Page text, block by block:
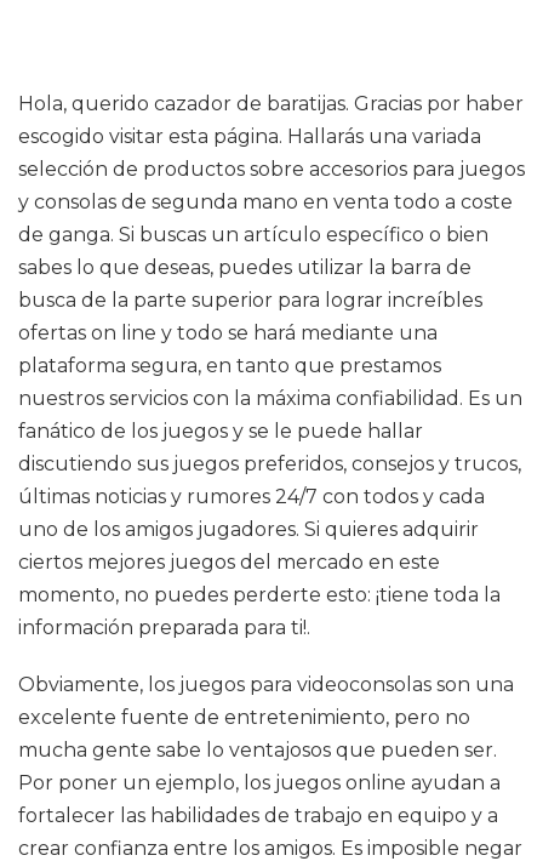
Hola, querido cazador de baratijas. Gracias por haber
escogido visitar esta página. Hallarás una variada
selección de productos sobre accesorios para juegos
y consolas de segunda mano en venta todo a coste
de ganga. Si buscas un artículo específico o bien
sabes lo que deseas, puedes utilizar la barra de
busca de la parte superior para lograr increíbles
ofertas on line y todo se hará mediante una
plataforma segura, en tanto que prestamos
nuestros servicios con la máxima confiabilidad. Es un
fanático de los juegos y se le puede hallar
discutiendo sus juegos preferidos, consejos y trucos,
últimas noticias y rumores 24/7 con todos y cada
uno de los amigos jugadores. Si quieres adquirir
ciertos mejores juegos del mercado en este
momento, no puedes perderte esto: ¡tiene toda la
información preparada para ti!.
Obviamente, los juegos para videoconsolas son una
excelente fuente de entretenimiento, pero no
mucha gente sabe lo ventajosos que pueden ser.
Por poner un ejemplo, los juegos online ayudan a
fortalecer las habilidades de trabajo en equipo y a
crear confianza entre los amigos. Es imposible negar